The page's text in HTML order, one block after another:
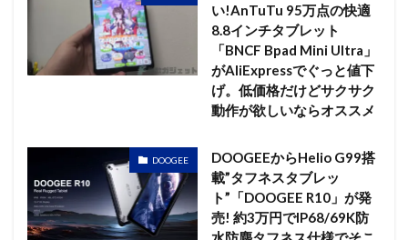
い!AnTuTu 95万点の快適
8.8インチタブレット
「BNCF Bpad Mini Ultra」
がAliExpressでぐっと値下
げ。低価格だけどサクサク
動作が欲しいならオススメ
DOOGEE
DOOGEEからHelio G99搭
載”タフネスタブレッ
ト”「DOOGEE R10」が発
売! 約3万円でIP68/69K防